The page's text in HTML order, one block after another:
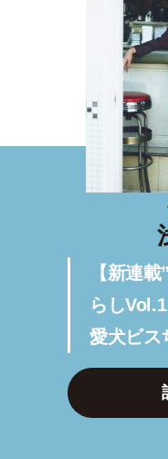
【新連
らし
愛犬ビス